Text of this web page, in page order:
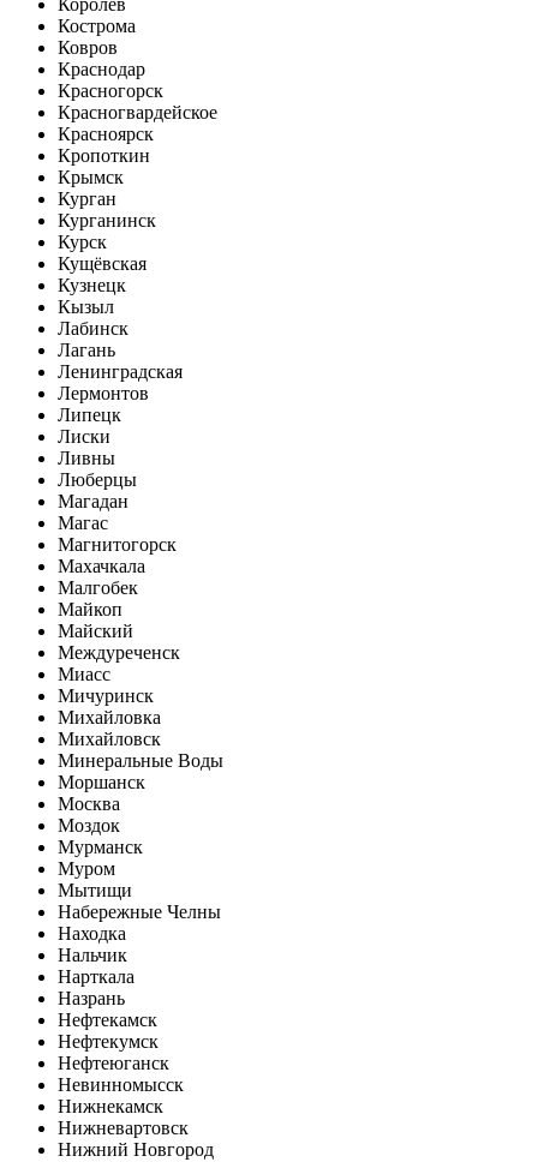
Королёв
Кострома
Ковров
Краснодар
Красногорск
Красногвардейское
Красноярск
Кропоткин
Крымск
Курган
Курганинск
Курск
Кущёвская
Кузнецк
Кызыл
Лабинск
Лагань
Ленинградская
Лермонтов
Липецк
Лиски
Ливны
Люберцы
Магадан
Магас
Магнитогорск
Махачкала
Малгобек
Майкоп
Майский
Междуреченск
Миасс
Мичуринск
Михайловка
Михайловск
Минеральные Воды
Моршанск
Москва
Моздок
Мурманск
Муром
Мытищи
Набережные Челны
Находка
Нальчик
Нарткала
Назрань
Нефтекамск
Нефтекумск
Нефтеюганск
Невинномысск
Нижнекамск
Нижневартовск
Нижний Новгород